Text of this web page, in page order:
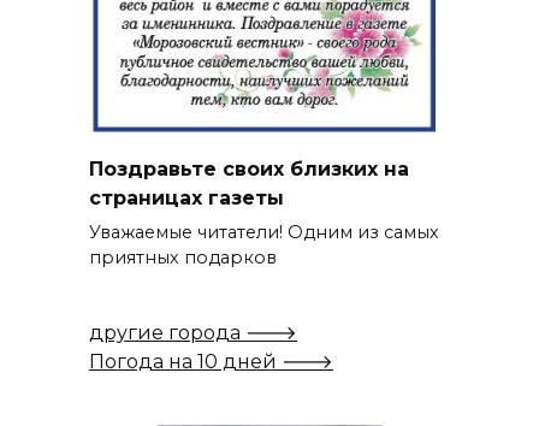
Поздравьте своих близких на
страницах газеты
Уважаемые читатели! Одним из самых
приятных подарков
другие города 🡒
Погода на 10 дней 🡒